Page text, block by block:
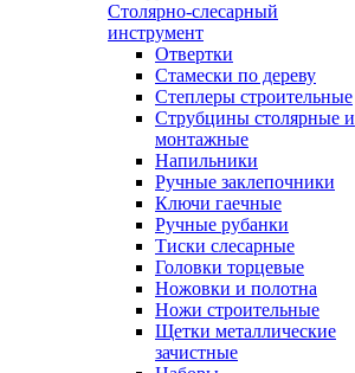
Столярно-слесарный
инструмент
Отвертки
Стамески по дереву
Степлеры строительные
Струбцины столярные и
монтажные
Напильники
Ручные заклепочники
Ключи гаечные
Ручные рубанки
Тиски слесарные
Головки торцевые
Ножовки и полотна
Ножи строительные
Щетки металлические
зачистные